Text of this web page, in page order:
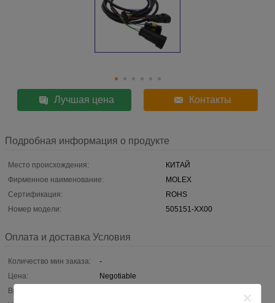
Лучшая цена Контакты
Подробная информация о продукте
Место происхождения:
КИТАЙ
Фирменное наименование:
MOLEX
Сертификация:
ROHS
Номер модели:
505151-XX00
Оплата и доставка Условия
Количество мин заказа:
-
Цена:
Negotiable
Время доставки: